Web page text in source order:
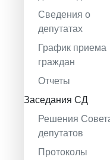
Сведения о
депутатах
График приема
граждан
Отчеты
Заседания СД
Решения
депутатов
Протоколы